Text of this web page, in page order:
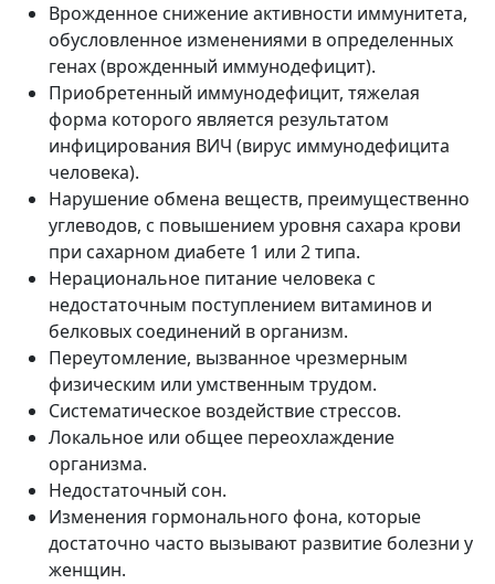
Врожденное снижение активности иммунитета,
обусловленное изменениями в определенных
генах (врожденный иммунодефицит).
Приобретенный иммунодефицит, тяжелая
форма которого является результатом
инфицирования ВИЧ (вирус иммунодефицита
человека).
Нарушение обмена веществ, преимущественно
углеводов, с повышением уровня сахара крови
при сахарном диабете 1 или 2 типа.
Нерациональное питание человека с
недостаточным поступлением витаминов и
белковых соединений в организм.
Переутомление, вызванное чрезмерным
физическим или умственным трудом.
Систематическое воздействие стрессов.
Локальное или общее переохлаждение
организма.
Недостаточный сон.
Изменения гормонального фона, которые
достаточно часто вызывают развитие болезни у
женщин.